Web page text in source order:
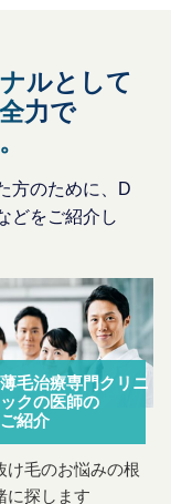
ルとして
力で
方のために、 D
どをご紹介し
薄毛治療専門クリニ
ックの医師の
ご紹介
け毛のお悩みの根
に探します